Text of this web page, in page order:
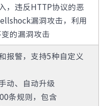
，违反HTTP协议的恶
漏洞攻击，利用
的漏洞攻击
报警，支持5种自定义
动、自动升级
条规则，包含